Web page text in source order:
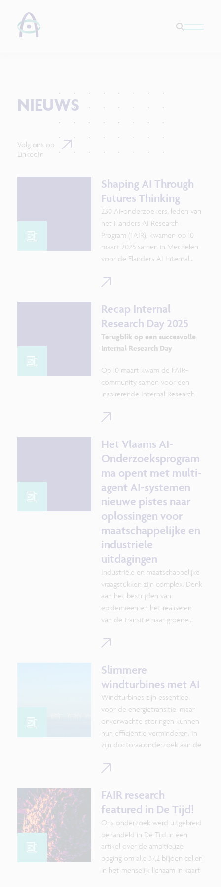
NIEUWS
Volg ons op
LinkedIn
Shaping AI Through
Futures Thinking
230 AI-onderzoekers, leden van
het Flanders AI Research
Program (FAIR), kwamen op 10
maart 2025 samen in Mechelen
voor de Flanders AI Internal
waar AI ons de komende 15 jaar
Recap Internal
Research Day 2025
Terugblik op een succesvolle
Internal Research Day
Op 10 maart kwam de FAIR-
community samen voor een
inspirerende Internal Research
was een dynamische en
inzichten, discussies en
creatieve uitwisselingen.
Het Vlaams AI-
Onderzoeksprogram
ma opent met multi-
agent AI-systemen
nieuwe pistes naar
oplossingen voor
maatschappelijke en
industriële
uitdagingen
Industriële en maatschappelijke
vraagstukken zijn complex. Denk
aan het bestrijden van
epidemieën en het realiseren
van de transitie naar groene
VUB, UHasselt en UAntwerpen
AI-Onderzoeksprogramma
nieuwe oplossingen met multi-
agent systemen. Wat zijn multi-
agent systemen? Hoe werken
ze? Bij welke toepassingen
boeken ze vandaag al
resultaten?
Slimmere
windturbines met AI
Windturbines zijn essentieel
voor de energietransitie, maar
onverwachte storingen kunnen
hun efficiëntie verminderen. In
zijn doctoraalonderzoek aan de
ontwikkelde Xavier Chesterman,
systeem om turbine storingen
𝗯𝗲𝗳𝗼𝗿𝗲 𝘁𝗵𝗲𝘆 𝗵𝗮𝗽𝗽𝗲𝗻 te
detecteren.
Door 𝗺𝗮𝗰𝗵𝗶𝗻𝗲 𝗹𝗲𝗮𝗿𝗻𝗶𝗻𝗴
en 𝗱𝗮𝘁𝗮 𝗮𝗻𝗮𝗹𝘆𝘀𝗶𝘀 te
combineren, identificeert zijn
model patronen in temperatuur-
FAIR research
featured in De Tijd!
Ons onderzoek werd uitgebreid
behandeld in De Tijd in een
artikel over de ambitieuze
poging om alle 37,2 biljoen cellen
in het menselijk lichaam in kaart